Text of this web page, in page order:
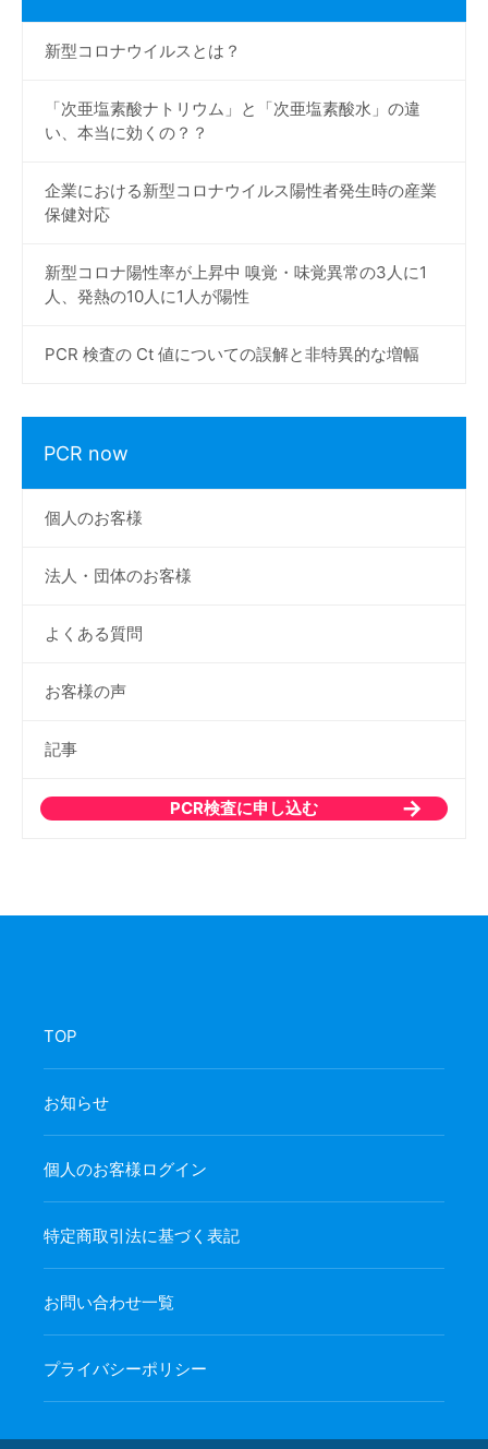
新型コロナウイルスとは？
「次亜塩素酸ナトリウム」と「次亜塩素酸水」の違
い、本当に効くの？？
企業における新型コロナウイルス陽性者発生時の産業
保健対応
新型コロナ陽性率が上昇中 嗅覚・味覚異常の3人に1
人、発熱の10人に1人が陽性
PCR 検査の Ct 値についての誤解と非特異的な増幅
PCR now
個人のお客様
法人・団体のお客様
よくある質問
お客様の声
記事
PCR検査に申し込む
TOP
お知らせ
個人のお客様ログイン
特定商取引法に基づく表記
お問い合わせ一覧
プライバシーポリシー